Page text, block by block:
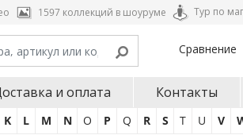
1597 коллекций в шоуруме Тур по
Сравнение
и оплата Контакты
K L M N O P Q R S T U V